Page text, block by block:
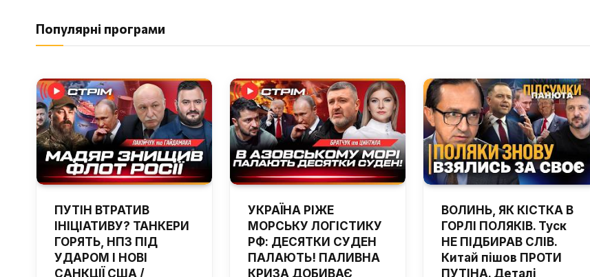
Популярні програми
ПУТІН ВТРАТИВ
ІНІЦІАТИВУ? ТАНКЕРИ
ГОРЯТЬ, НПЗ ПІД
УДАРОМ І НОВІ
САНКЦІЇ США /
УКРАЇНА РІЖЕ
МОРСЬКУ ЛОГІСТИКУ
РФ: ДЕСЯТКИ СУДЕН
ПАЛАЮТЬ! ПАЛИВНА
КРИЗА ДОБИВАЄ
ВОЛИНЬ, ЯК КІСТКА В
ГОРЛІ ПОЛЯКІВ. Туск
НЕ ПІДБИРАВ СЛІВ.
Китай пішов ПРОТИ
ПУТІНА. Деталі